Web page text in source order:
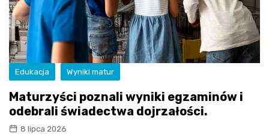
Edukacja Wyniki matur
Maturzyści poznali wyniki egzaminów i
odebrali świadectwa dojrzałości.
8 lipca 2026